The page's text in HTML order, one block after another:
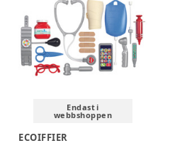
Endast i
webbshoppen
ECOIFFIER